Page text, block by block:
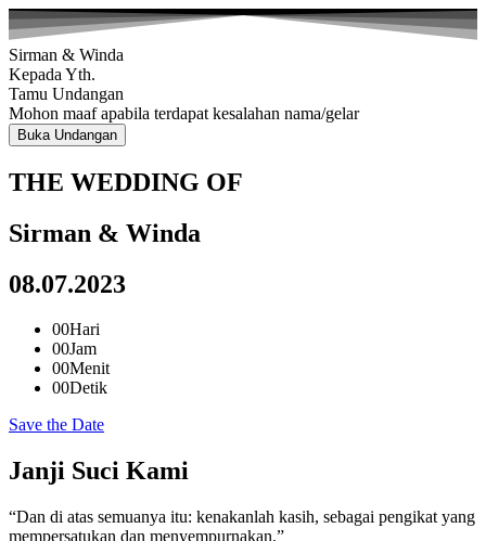
Sirman & Winda
Kepada Yth.
Tamu Undangan
Mohon maaf apabila terdapat kesalahan nama/gelar
Buka Undangan
THE WEDDING OF
Sirman & Winda
08.07.2023
00Hari
00Jam
00Menit
00Detik
Save the Date
Janji Suci Kami
“Dan di atas semuanya itu: kenakanlah kasih, sebagai pengikat yang
mempersatukan dan menyempurnakan.”